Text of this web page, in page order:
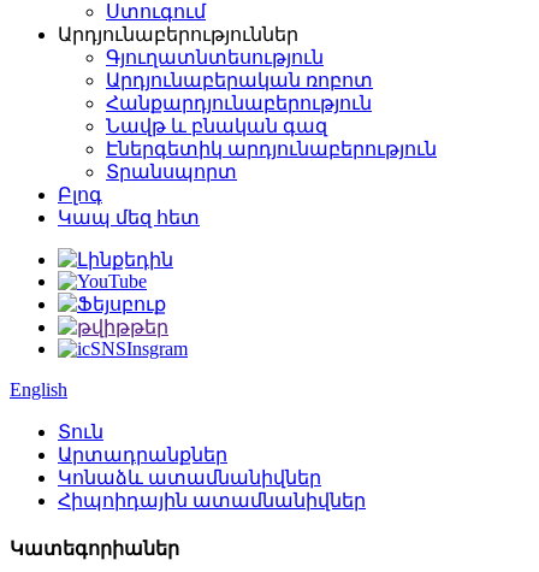
Ստուգում
Արդյունաբերություններ
Գյուղատնտեսություն
Արդյունաբերական ռոբոտ
Հանքարդյունաբերություն
Նավթ և բնական գազ
Էներգետիկ արդյունաբերություն
Տրանսպորտ
Բլոգ
Կապ մեզ հետ
English
Տուն
Արտադրանքներ
Կոնաձև ատամնանիվներ
Հիպոիդային ատամնանիվներ
Կատեգորիաներ